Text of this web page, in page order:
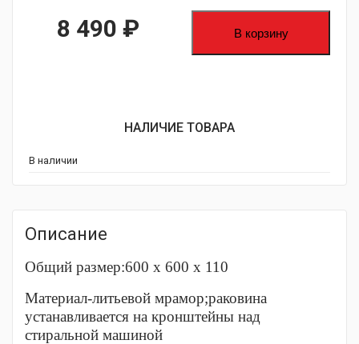
8 490 ₽ В корзину
НАЛИЧИЕ ТОВАРА
В наличии
Описание
Общий размер:600 x 600 x 110
Материал-литьевой мрамор;раковина
устанавливается на кронштейны над
стиральной машиной